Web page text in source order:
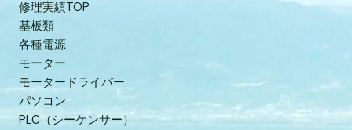
修理実績TOP
基板類
各種電源
モーター
モータードライバー
パソコン
PLC（シーケンサー）